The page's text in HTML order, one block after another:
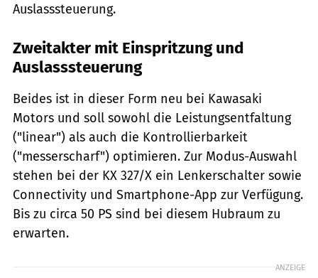
Auslasssteuerung.
Zweitakter mit Einspritzung und
Auslasssteuerung
Beides ist in dieser Form neu bei Kawasaki
Motors und soll sowohl die Leistungsentfaltung
("linear") als auch die Kontrollierbarkeit
("messerscharf") optimieren. Zur Modus-Auswahl
stehen bei der KX 327/X ein Lenkerschalter sowie
Connectivity und Smartphone-App zur Verfügung.
Bis zu circa 50 PS sind bei diesem Hubraum zu
erwarten.
ANZEIGE